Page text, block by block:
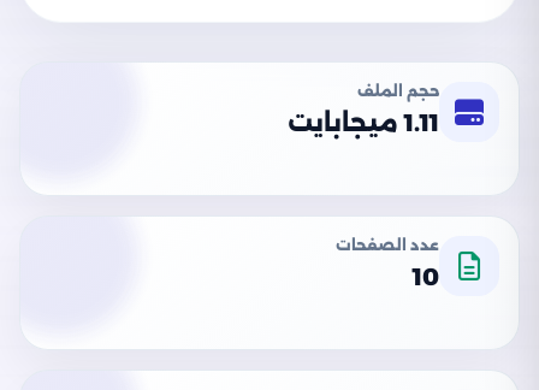
حجم الملف
1.11 ميجابايت
عدد الصفحات
10